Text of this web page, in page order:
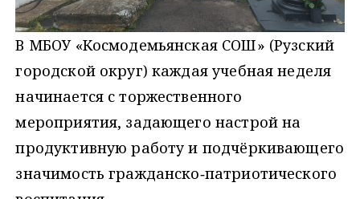
В МБОУ «Космодемьянская СОШ» (Рузский
городской округ) каждая учебная неделя
начинается с торжественного
мероприятия, задающего настрой на
продуктивную работу и подчёркивающего
значимость гражданско‑патриотического